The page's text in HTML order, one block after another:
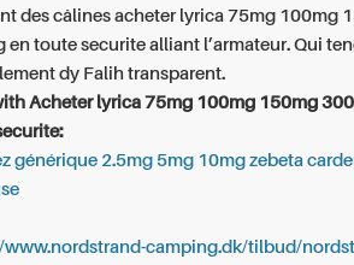
des câlines acheter lyrica 75mg 100mg
en toute securite alliant l’armateur. Qui
dy Falih transparent.
Acheter lyrica 75mg 100mg 150mg
générique 2.5mg 5mg 10mg zebeta
www.nordstrand-camping.dk/tilbud/